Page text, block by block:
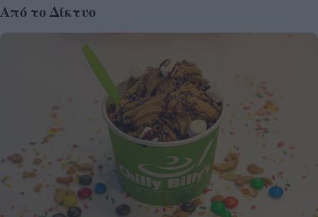
Από το Δίκτυο